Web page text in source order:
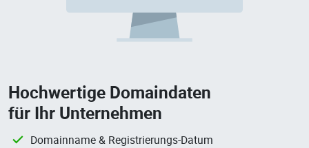
Hochwertige Domaindaten
für Ihr Unternehmen
Domainname & Registrierungs-Datum